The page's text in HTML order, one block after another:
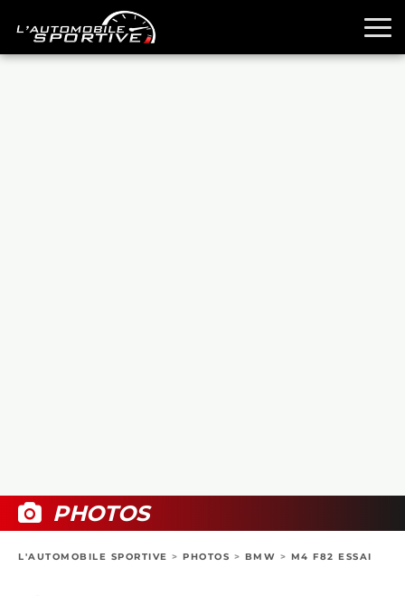
BOUTIQUE
PHOTOS
L'AUTOMOBILE SPORTIVE > PHOTOS > BMW > M4 F82 ESSAI